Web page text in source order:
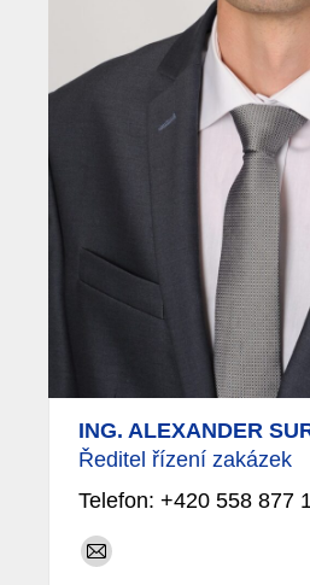
ING. ALEXANDER
Ředitel řízení zakázek
Telefon: +420 558 877
E-